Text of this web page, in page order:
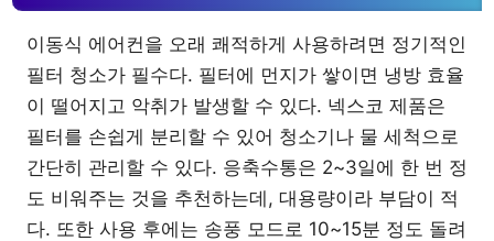
이동식 에어컨을 오래 쾌적하게 사용하려면 정기적인
필터 청소가 필수다. 필터에 먼지가 쌓이면 냉방 효율
이 떨어지고 악취가 발생할 수 있다. 넥스코 제품은
필터를 손쉽게 분리할 수 있어 청소기나 물 세척으로
간단히 관리할 수 있다. 응축수통은 2~3일에 한 번 정
도 비워주는 것을 추천하는데, 대용량이라 부담이 적
다. 또한 사용 후에는 송풍 모드로 10~15분 정도 돌려